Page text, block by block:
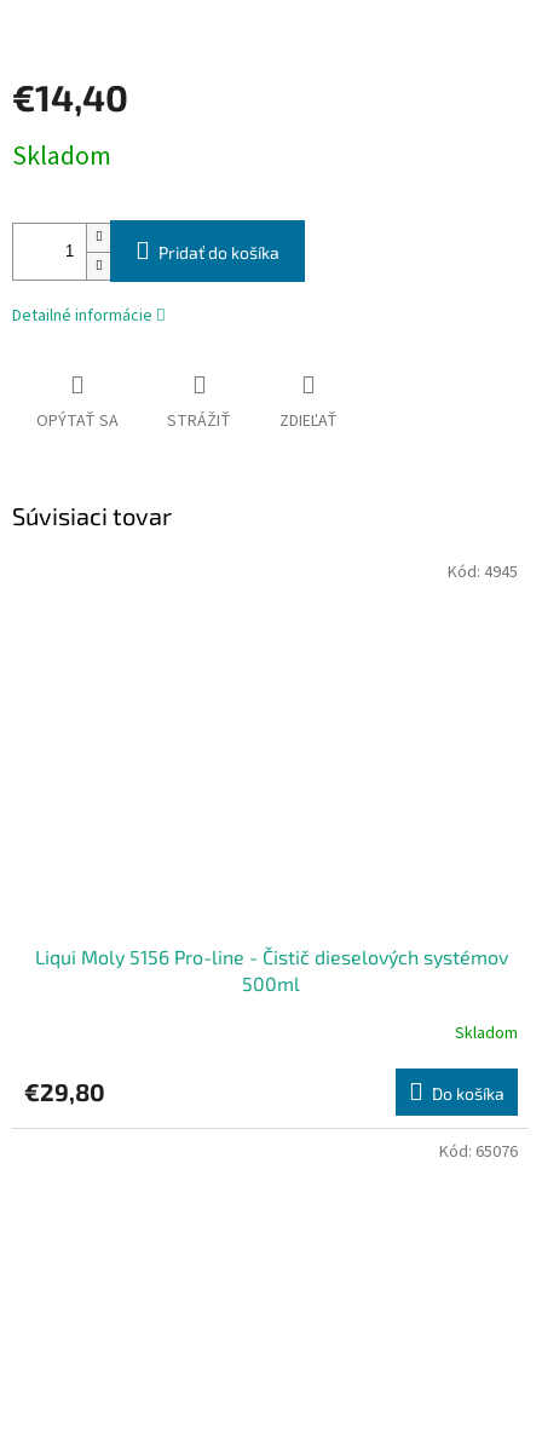
€14,40
cena:
Skladom
Pridať do košíka
Detailné informácie
OPÝTAŤ SA STRÁŽIŤ ZDIEĽAŤ
Súvisiaci tovar
Liqui Moly 5156 Pro-line - Čistič dieselových systémov
500ml
Skladom
€29,80 Do košíka
Kód: 4945
Kód: 65076